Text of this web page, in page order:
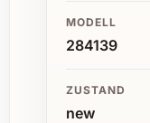
MODELL
284139
ZUSTAND
new